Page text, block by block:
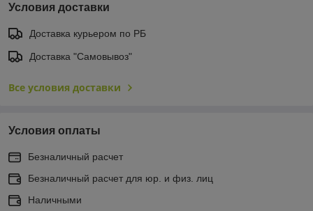
Условия доставки
Доставка курьером по РБ
Доставка "Самовывоз"
Все условия доставки
Условия оплаты
Безналичный расчет
Безналичный расчет для юр. и физ. лиц
Наличными